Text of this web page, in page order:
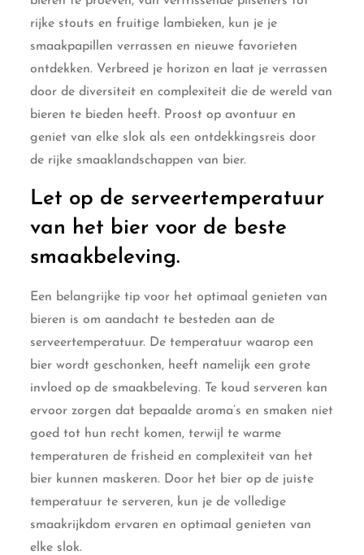
rijke stouts en fruitige lambieken, kun je je
smaakpapillen verrassen en nieuwe favorieten
ontdekken. Verbreed je horizon en laat je verrassen
door de diversiteit en complexiteit die de wereld van
bieren te bieden heeft. Proost op avontuur en
geniet van elke slok als een ontdekkingsreis door
de rijke smaaklandschappen van bier.
Let op de serveertemperatuur
van het bier voor de beste
smaakbeleving.
Een belangrijke tip voor het optimaal genieten van
bieren is om aandacht te besteden aan de
serveertemperatuur. De temperatuur waarop een
bier wordt geschonken, heeft namelijk een grote
invloed op de smaakbeleving. Te koud serveren kan
ervoor zorgen dat bepaalde aroma’s en smaken niet
goed tot hun recht komen, terwijl te warme
temperaturen de frisheid en complexiteit van het
bier kunnen maskeren. Door het bier op de juiste
temperatuur te serveren, kun je de volledige
smaakrijkdom ervaren en optimaal genieten van
elke slok.